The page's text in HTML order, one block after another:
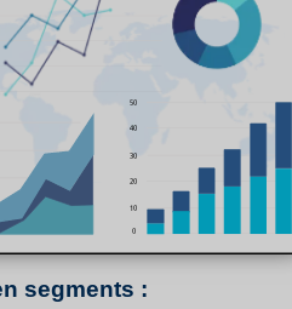
segments :